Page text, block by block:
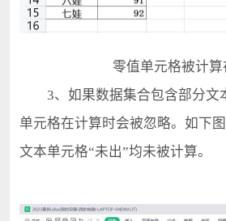
零值单元格被计算
3、如果数据集合包含部分文
单元格在计算时会被忽略。如下
文本单元格“未出”均未被计算。